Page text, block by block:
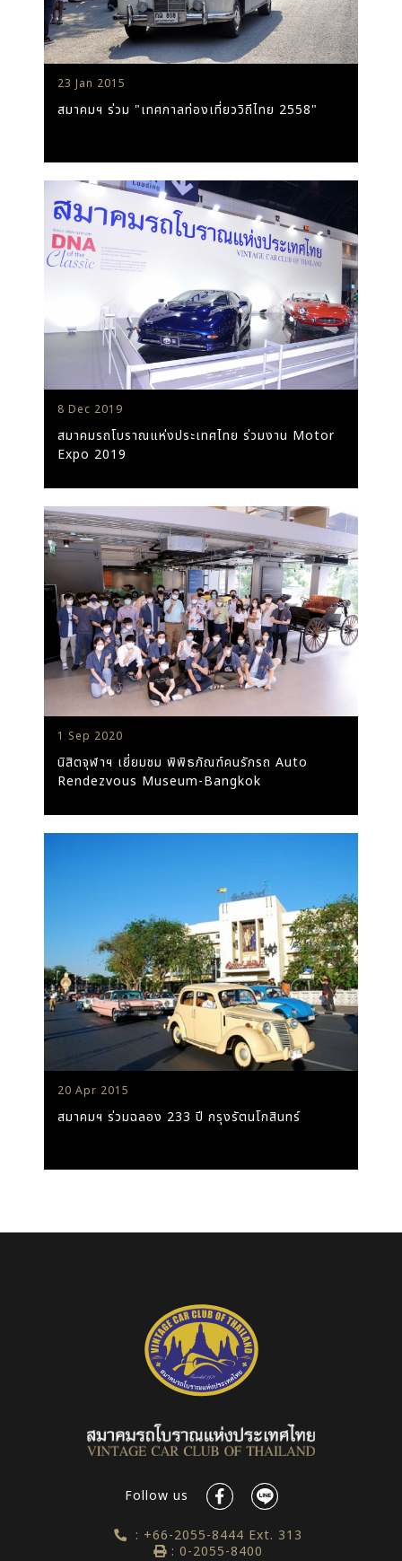
23 Jan 2015
สมาคมฯ ร่วม "เทศกาลท่องเที่ยววิถีไทย 2558"
8 Dec 2019
สมาคมรถโบราณแห่งประเทศไทย ร่วมงาน Motor
Expo 2019
1 Sep 2020
นิสิตจุฬาฯ เยี่ยมชม พิพิธภัณฑ์คนรักรถ Auto
Rendezvous Museum-Bangkok
20 Apr 2015
สมาคมฯ ร่วมฉลอง 233 ปี กรุงรัตนโกสินทร์
Follow us
: +66-2055-8444 Ext. 313
: 0-2055-8400